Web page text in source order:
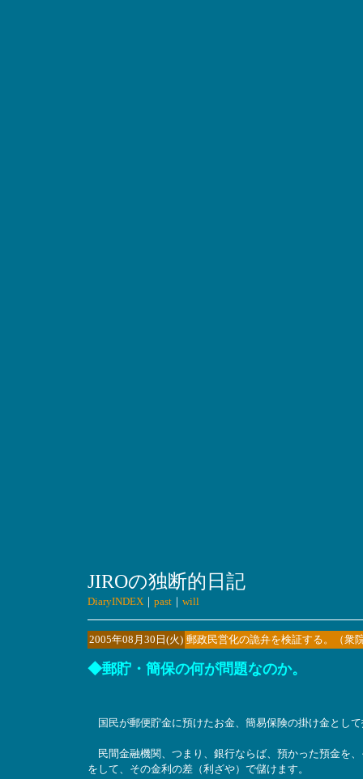
JIROの独断的日記
DiaryINDEX｜ past｜ will
2005年08月30日(火) 郵政民営化の詭弁を検証する。（衆
◆郵貯・簡保の何が問題なのか。
国民が郵便貯金に預けたお金、簡易保険の掛け金とし
民間金融機関、つまり、銀行ならば、預かった預金を
をして、その金利の差（利ざや）で儲けます。